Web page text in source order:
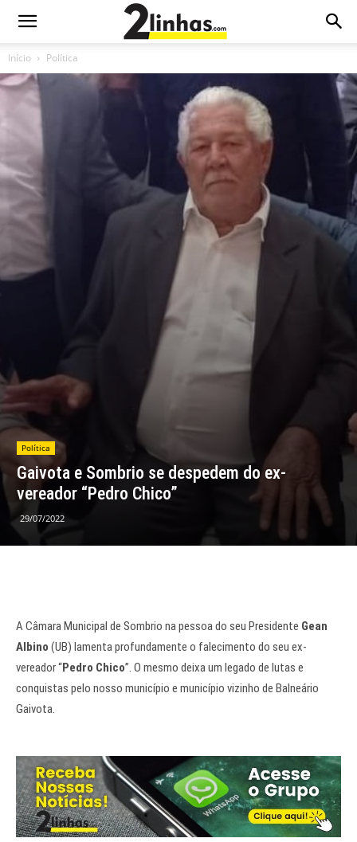
Início Política
Política
Gaivota e Sombrio se despedem do ex-
vereador “Pedro Chico”
29/07/2022
A Câmara Municipal de Sombrio na pessoa do seu Presidente Gean
Albino (UB) lamenta profundamente o falecimento do seu ex-
vereador “Pedro Chico”. O mesmo deixa um legado de lutas e
conquistas pelo nosso município e município vizinho de Balneário
Gaivota.